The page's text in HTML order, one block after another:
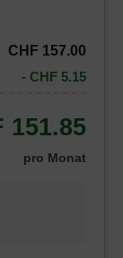
CHF 157.00
- CHF 5.15
151.85
pro Monat